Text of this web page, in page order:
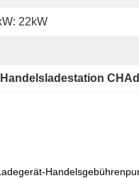
22kW
Handelsladestation